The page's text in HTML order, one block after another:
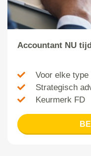
Accountant NU
Voor elke
Strategisch
Keurmerk FD